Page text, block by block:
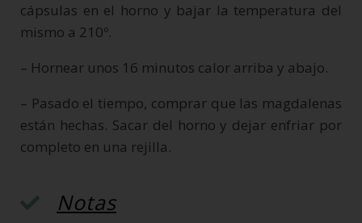
cápsulas en el horno y bajar la temperatura del
mismo a 210º.
– Hornear unos 16 minutos calor arriba y abajo.
– Pasado el tiempo, comprar que las magdalenas
están hechas. Sacar del horno y dejar enfriar por
completo en una rejilla.
Notas